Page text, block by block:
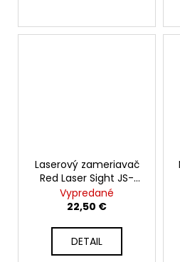
Laserový zameriavač
Red Laser Sight JS-
JG11R
Vypredané
22,50 €
DETAIL